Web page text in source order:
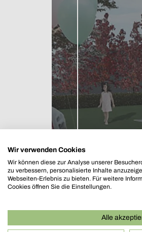
Entwurf
Wir verwenden Cookies
Wir können diese zur Analyse unserer
zu verbessern, personalisierte Inhalte
Webseiten-Erlebnis zu bieten. Für weitere
Cookies öffnen Sie die Einstellungen.
Alle